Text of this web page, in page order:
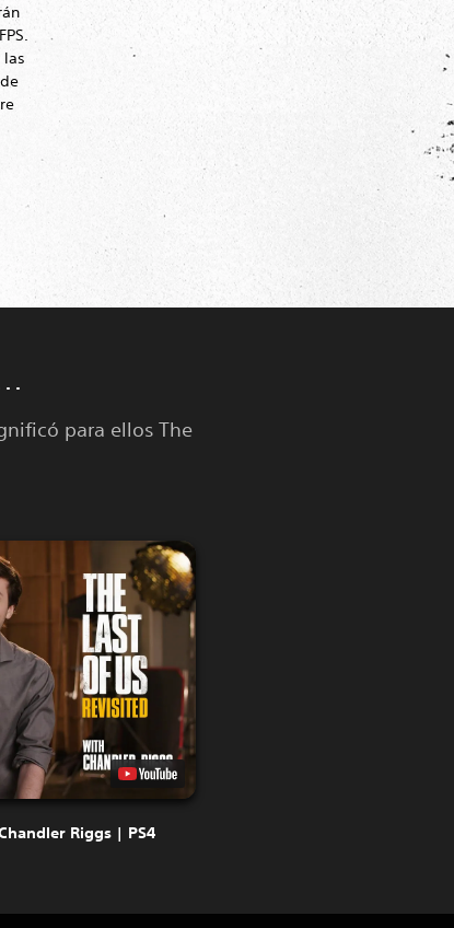
para ellos The
Riggs | PS4